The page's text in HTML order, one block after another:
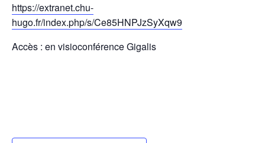
https://extranet.chu-
hugo.fr/index.php/s/Ce85HNPJzSyXqw9
Accès : en visioconférence Gigalis